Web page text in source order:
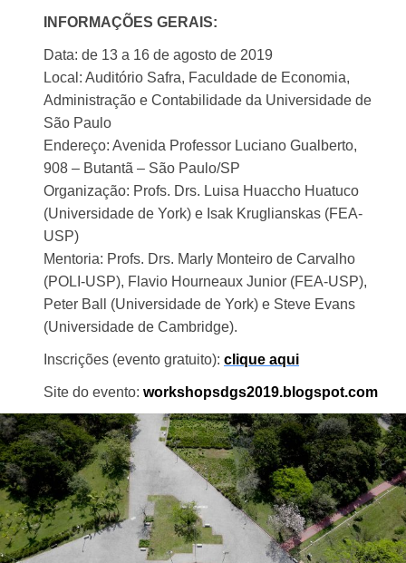
INFORMAÇÕES GERAIS:
Data: de 13 a 16 de agosto de 2019
Local: Auditório Safra, Faculdade de Economia,
Administração e Contabilidade da Universidade de
São Paulo
Endereço: Avenida Professor Luciano Gualberto,
908 – Butantã – São Paulo/SP
Organização: Profs. Drs. Luisa Huaccho Huatuco
(Universidade de York) e Isak Kruglianskas (FEA-
USP)
Mentoria: Profs. Drs. Marly Monteiro de Carvalho
(POLI-USP), Flavio Hourneaux Junior (FEA-USP),
Peter Ball (Universidade de York) e Steve Evans
(Universidade de Cambridge).
Inscrições (evento gratuito):clique aqui
Site do evento:workshopsdgs2019.blogspot.com